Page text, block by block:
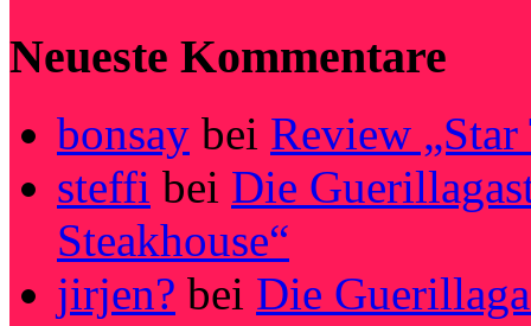
Neueste Kommentare
bonsay bei Review „Star
steffi bei Die
Steakhouse“
jirjen? bei Die